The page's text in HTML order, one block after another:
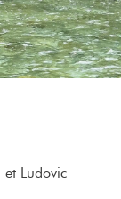
Ludovic